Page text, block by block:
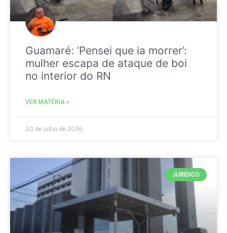
Guamaré: ‘Pensei que ia morrer’:
mulher escapa de ataque de boi
no interior do RN
VER MATÉRIA »
30 de julho de 2026
JURIDICO